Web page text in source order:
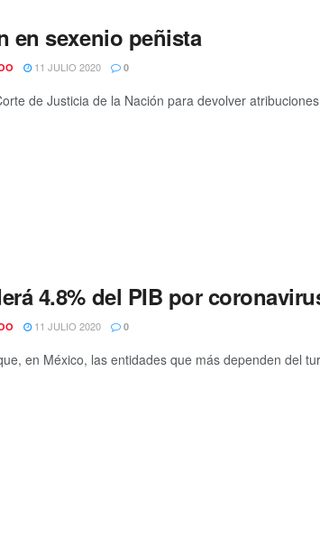
en sexenio peñista
11 JULIO 2020 0
de Justicia de la Nación para devolver
4.8% del PIB por
11 JULIO 2020 0
en México, las entidades que más dependen del